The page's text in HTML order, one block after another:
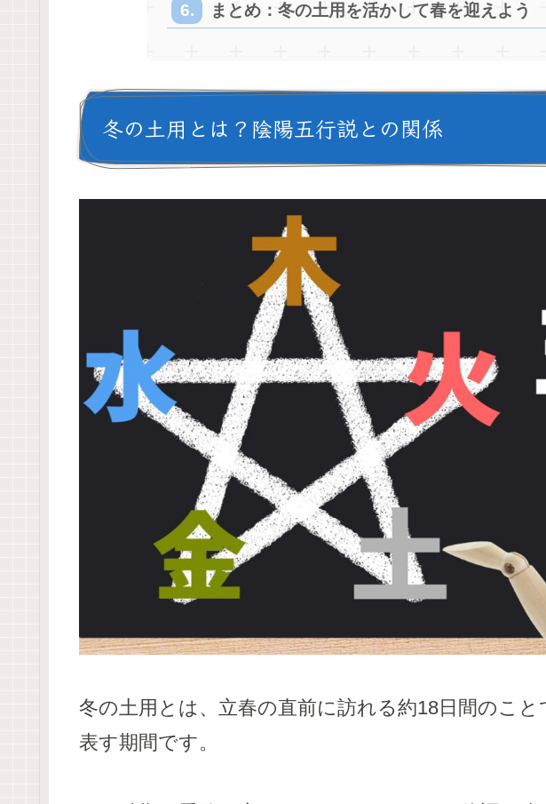
まとめ：冬の土用を活かして春を迎えよう
冬の土用とは？陰陽五行説との関係
冬の土用とは、立春の直前に訪れる約18日間のこ
表す期間です。